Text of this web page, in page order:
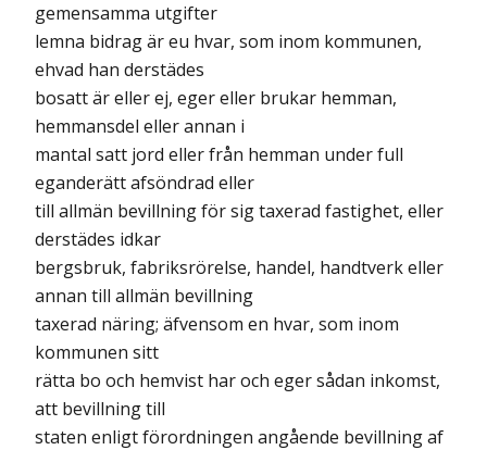
gemensamma utgifter
lemna bidrag är eu hvar, som inom kommunen,
ehvad han derstädes
bosatt är eller ej, eger eller brukar hemman,
hemmansdel eller annan i
mantal satt jord eller från hemman under full
eganderätt afsöndrad eller
till allmän bevillning för sig taxerad fastighet, eller
derstädes idkar
bergsbruk, fabriksrörelse, handel, handtverk eller
annan till allmän bevillning
taxerad näring; äfvensom en hvar, som inom
kommunen sitt
rätta bo och hemvist har och eger sådan inkomst,
att bevillning till
staten enligt förordningen angående bevillning af